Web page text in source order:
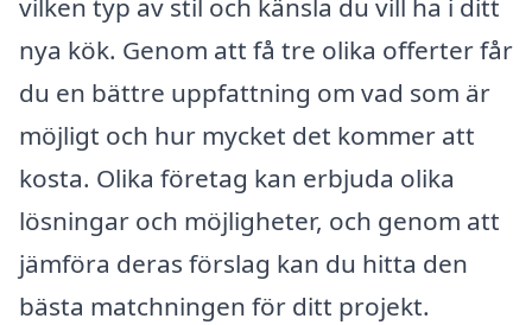
vilken typ av stil och känsla du vill ha i ditt
nya kök. Genom att få tre olika offerter får
du en bättre uppfattning om vad som är
möjligt och hur mycket det kommer att
kosta. Olika företag kan erbjuda olika
lösningar och möjligheter, och genom att
jämföra deras förslag kan du hitta den
bästa matchningen för ditt projekt.